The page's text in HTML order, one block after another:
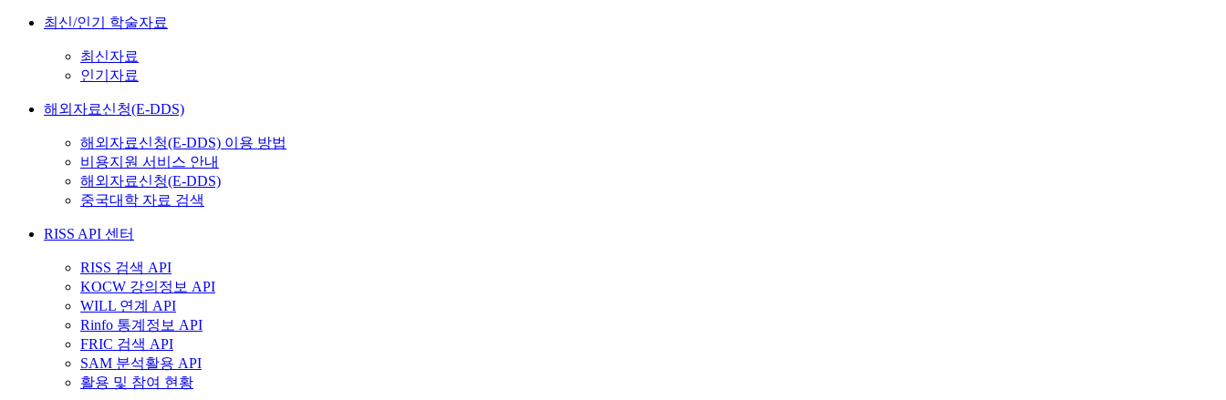
최신/인기 학술자료
최신자료
인기자료
해외자료신청(E-DDS)
해외자료신청(E-DDS) 이용 방법
비용지원 서비스 안내
해외자료신청(E-DDS)
중국대학 자료 검색
RISS API 센터
RISS 검색 API
KOCW 강의정보 API
WILL 연계 API
Rinfo 통계정보 API
FRIC 검색 API
SAM 분석활용 API
활용 및 참여 현황